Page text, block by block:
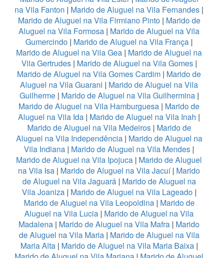
na Vila Fanton | Marido de Aluguel na Vila Fernandes |
Marido de Aluguel na Vila Firmiano Pinto| Marido de
Aluguel na Vila Formosa | Marido de Aluguel na Vila
Gumercindo | Marido de Aluguel na Vila França |
Marido de Aluguel na Vila Gea | Marido de Aluguel na
Vila Gertrudes| Marido de Aluguel na Vila Gomes|
Marido de Aluguel na Vila Gomes Cardim | Marido de
Aluguel na Vila Guarani | Marido de Aluguel na Vila
Guilherme| Marido de Aluguel na Vila Guilhermina|
Marido de Aluguel na Vila Hamburguesa | Marido de
Aluguel na Vila Ida | Marido de Aluguel na Vila Inah |
Marido de Aluguel na Vila Medeiros| Marido de
Aluguel na Vila Independência| Marido de Aluguel na
Vila Indiana | Marido de Aluguel na Vila Mendes |
Marido de Aluguel na Vila Ipojuca | Marido de Aluguel
na Vila Isa | Marido de Aluguel na Vila Jacuí| Marido
de Aluguel na Vila Jaguará| Marido de Aluguel na
Vila Joaniza| Marido de Aluguel na Vila Lageado|
Marido de Aluguel na Vila Leopoldina| Marido de
Aluguel na Vila Lucia | Marido de Aluguel na Vila
Madalena | Marido de Aluguel na Vila Mafra | Marido
de Aluguel na Vila Maria| Marido de Aluguel na Vila
Maria Alta| Marido de Aluguel na Vila Maria Baixa|